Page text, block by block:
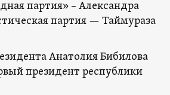
партия» – Александра
партия — Таймураза
Анатолия Бибилова
президент республики